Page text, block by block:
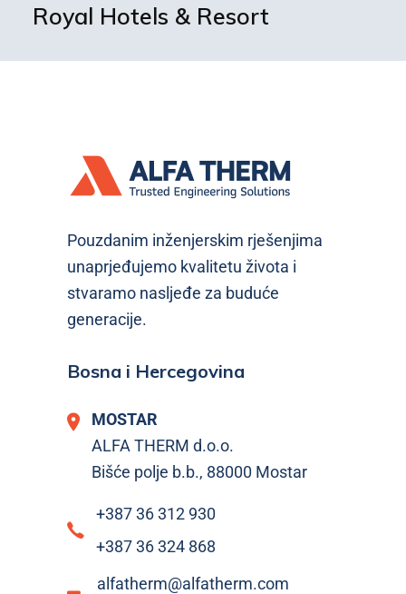
Royal Hotels & Resort
Pouzdanim inženjerskim rješenjima
unaprjeđujemo kvalitetu života i
stvaramo nasljeđe za buduće
generacije.
Bosna i Hercegovina
MOSTAR
ALFA THERM d.o.o.
Bišće polje b.b., 88000 Mostar
+387 36 312 930
+387 36 324 868
alfatherm@alfatherm.com